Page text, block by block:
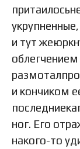
и тут
и кончиком
ног. Его
накого-то